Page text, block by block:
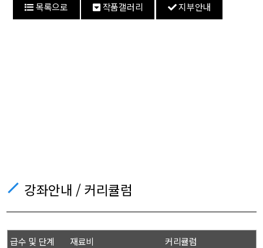
목록으로 작품갤러리 지부안내
강좌안내 / 커리큘럼
급수 및 단계 재료비 커리큘럼